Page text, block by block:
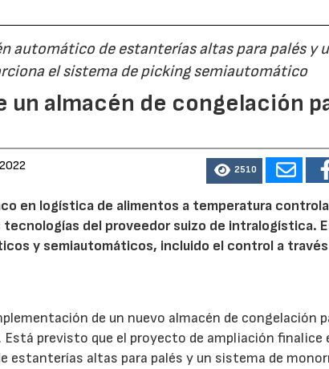
automático de estanterías altas para palés y
el sistema de picking semiautomático
almacén de congelación
2510
en logística de alimentos a temperatura
tecnologías del proveedor suizo de intralogística.
y semiautomáticos, incluido el control a
de un nuevo almacén de congelación
Está previsto que el proyecto de ampliación finalice
estanterías altas para palés y un sistema de